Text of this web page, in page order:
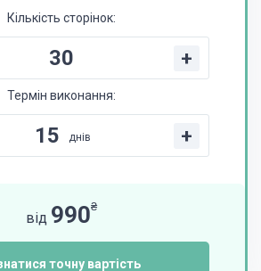
Кількість сторінок:
+
Термін виконання:
днів +
від 990₴
точну вартість